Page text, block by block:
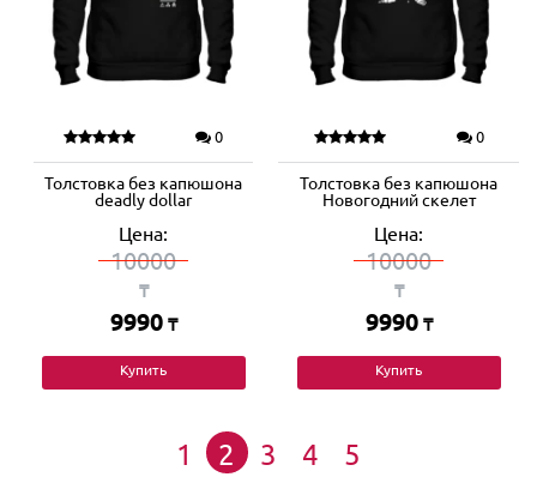
0
Толстовка без капюшона
deadly dollar
Цена:
10000
₸
9990 ₸
Купить
0
Толстовка без капюшона
Новогодний скелет
Цена:
10000
₸
9990 ₸
Купить
1 2 3 4 5